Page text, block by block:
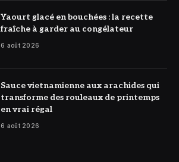
Yaourt glacé en bouchées : la recette
fraîche à garder au congélateur
6 août 2026
Sauce vietnamienne aux arachides qui
transforme des rouleaux de printemps
en vrai régal
6 août 2026